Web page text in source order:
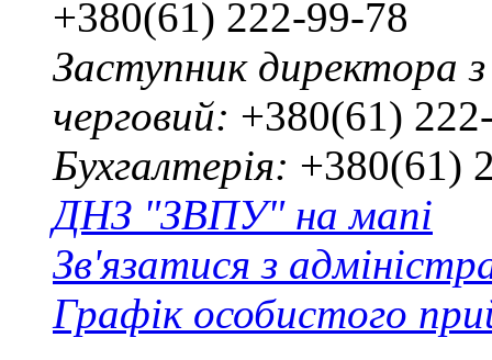
+380(61) 222-99-78
Заступник директора
черговий: +380(61)
Бухгалтерія: +380(61)
ДНЗ "ЗВПУ" на мапі
Зв'язатися з
Графік особистого